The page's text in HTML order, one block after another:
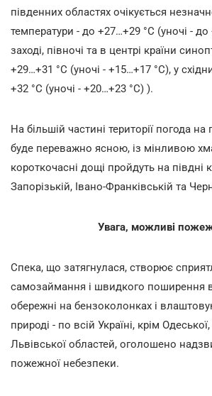
південних областях очікується
температури - до +27…+29 °С (уночі -
заході, півночі та в центрі країни
+29…+31 °С (уночі - +15…+17 °С), у
+32 °С (уночі - +20…+23 °С) ).
На більшій частині території погода
буде переважно ясною, із мінливою
короткочасні дощі пройдуть на півдні
Запорізькій, Івано-Франківській та
Увага, можливі
Спека, що затягнулася, створює
самозаймання і швидкого поширення
обережні на бензоколонках і
природі - по всій Україні, крім
Львівської областей, оголошено
пожежної небезпеки.